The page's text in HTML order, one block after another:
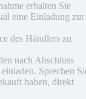
erhalten Sie
eine Einladung zur
des Händlers zu
nach Abschluss
Sprechen
haben, direkt